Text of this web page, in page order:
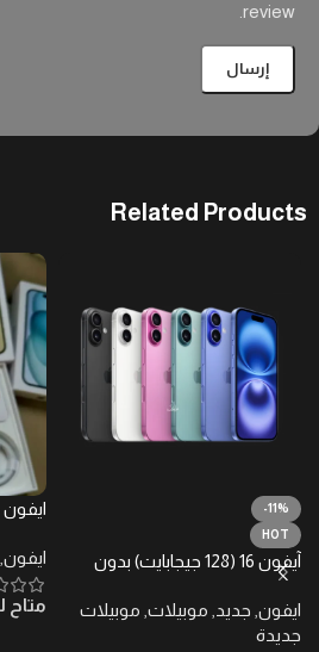
review.
Related Products
-11%
HOT
آيفون 16 (128 جيجابايت) بدون
ضرائب – ضمان محلي
ايفون جديد موبيلات موبيلات
جديدة
ايفون 15
ايفون
متاح